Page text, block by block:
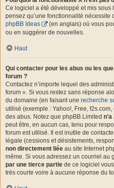
Ce logiciel a été développé et mis sous
pensez qu’une fonctionnalité nécessite
phpBB Ideas
(en anglais) où vous
ou en suggérer de nouvelles.
Haut
Qui contacter pour les abus ou les
forum ?
Contactez n’importe lequel des
forum ». Si vous restez sans réponse
du domaine (en faisant une recherche
utilisé (exemple : Yahoo!, Free,
des abus. Notez que phpBB Limited
peut être, en aucun cas, tenu pour
forum est utilisé. Il est inutile de
légale (cessions et désistements,
non directement liée au site Internet
même. Si vous adressez un courriel au
par une tierce partie de ce logiciel
très courte voire à aucune réponse du